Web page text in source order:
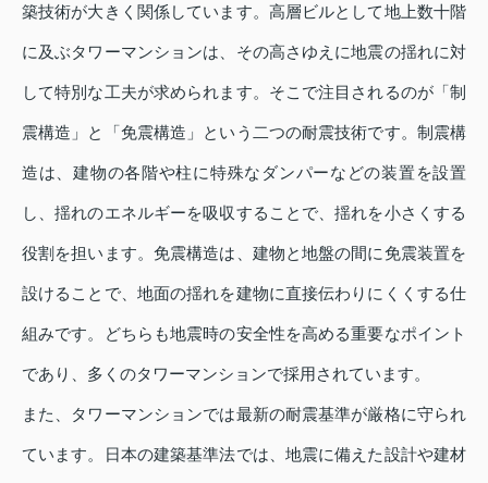
築技術が大きく関係しています。高層ビルとして地上数十階
に及ぶタワーマンションは、その高さゆえに地震の揺れに対
して特別な工夫が求められます。そこで注目されるのが「制
震構造」と「免震構造」という二つの耐震技術です。制震構
造は、建物の各階や柱に特殊なダンパーなどの装置を設置
し、揺れのエネルギーを吸収することで、揺れを小さくする
役割を担います。免震構造は、建物と地盤の間に免震装置を
設けることで、地面の揺れを建物に直接伝わりにくくする仕
組みです。どちらも地震時の安全性を高める重要なポイント
であり、多くのタワーマンションで採用されています。
また、タワーマンションでは最新の耐震基準が厳格に守られ
ています。日本の建築基準法では、地震に備えた設計や建材